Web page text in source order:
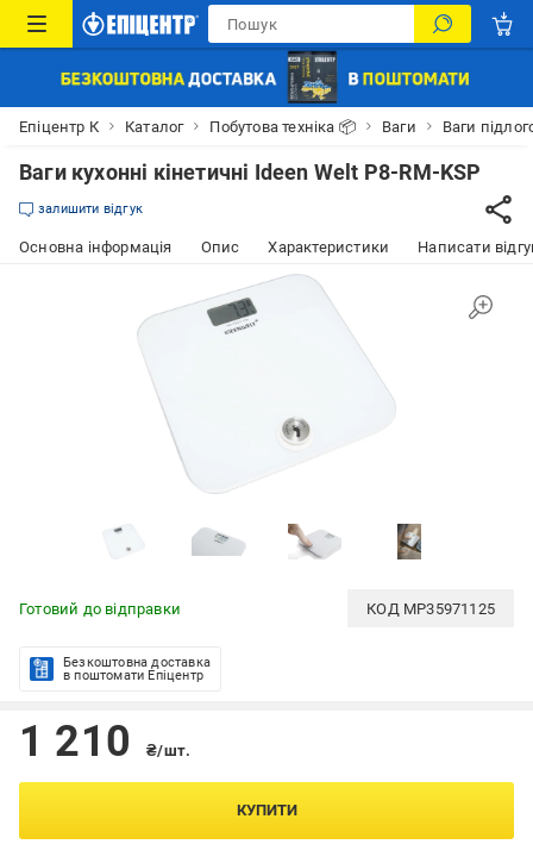
Епіцентр К Каталог Побутова техніка 📦 Ваги Ваги
Ваги кухонні кінетичні Ideen Welt P8-RM-KSP
залишити відгук
Основна інформація Опис Характеристики Написати
Готовий до відправки КОД MP35971125
Безкоштовна доставка
в поштомати Епіцентр
1 210 ₴/шт.
КУПИТИ